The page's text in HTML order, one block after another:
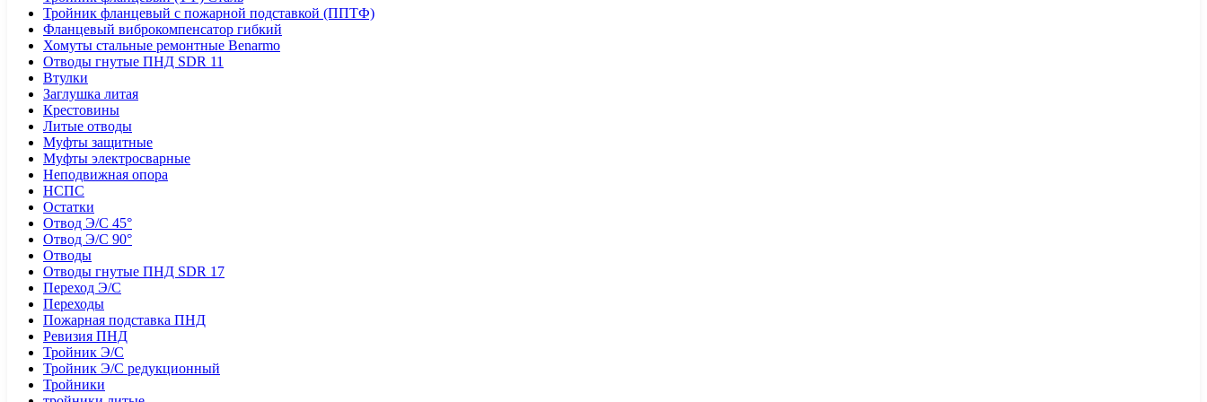
Тройник фланцевый с пожарной подставкой (ППТФ)
Фланцевый виброкомпенсатор гибкий
Хомуты стальные ремонтные Benarmo
Отводы гнутые ПНД SDR 11
Втулки
Заглушка литая
Крестовины
Литые отводы
Муфты защитные
Муфты электросварные
Неподвижная опора
НСПС
Остатки
Отвод Э/С 45°
Отвод Э/С 90°
Отводы
Отводы гнутые ПНД SDR 17
Переход Э/С
Переходы
Пожарная подставка ПНД
Ревизия ПНД
Тройник Э/С
Тройник Э/С редукционный
Тройники